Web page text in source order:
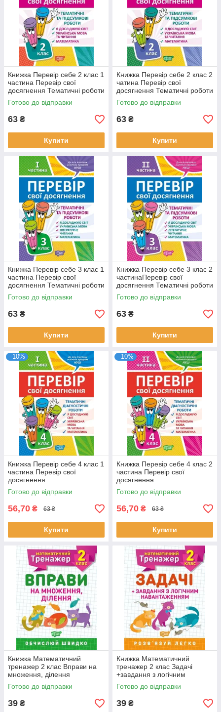
Книжка Перевір себе 2 клас 1
частина Перевір свої
досягнення Тематичні роботи
Готово до відправки
63 ₴
Купити
Книжка Перевір себе 2 клас 2
чатина Перевір свої
досягнення Тематичні роботи
Готово до відправки
63 ₴
Купити
Книжка Перевір себе 3 клас 1
частина Перевір свої
досягнення Тематичні роботи
Готово до відправки
63 ₴
Купити
Книжка Перевір себе 3 клас 2
частинаПеревір свої
досягнення Тематичні роботи
Готово до відправки
63 ₴
Купити
–10%
Книжка Перевір себе 4 клас 1
частина Перевір свої
досягнення
Готово до відправки
56,70 ₴ 63 ₴
Купити
–10%
Книжка Перевір себе 4 клас 2
частина Перевір свої
досягнення
Готово до відправки
56,70 ₴ 63 ₴
Купити
Книжка Математичний
тренажер 2 клас Вправи на
множення, ділення
Готово до відправки
39 ₴
Книжка Математичний
тренажер 2 клас Задачі
+завдання з логічним
навантаженням
Готово до відправки
39 ₴